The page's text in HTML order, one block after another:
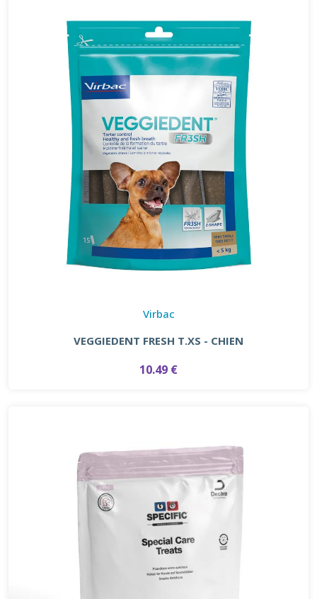
Virbac
VEGGIEDENT FRESH T.XS - CHIEN
10.49 €